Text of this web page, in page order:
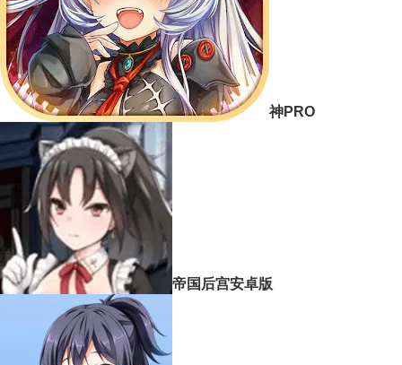
神PRO
帝国后宫安卓版